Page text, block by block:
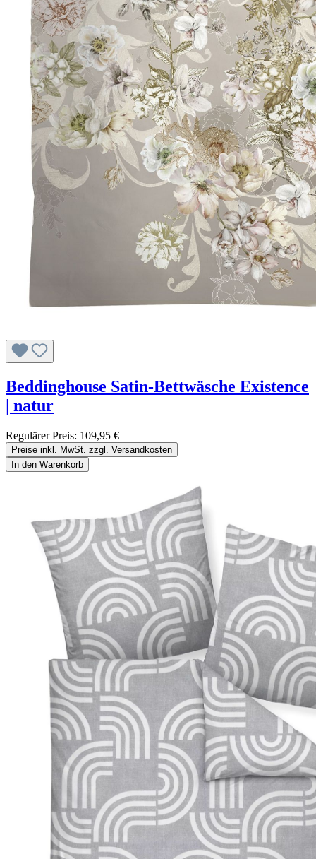
Beddinghouse Satin-Bettwäsche Existence
| natur
Regulärer Preis: 109,95 €
Preise inkl. MwSt. zzgl. Versandkosten
In den Warenkorb